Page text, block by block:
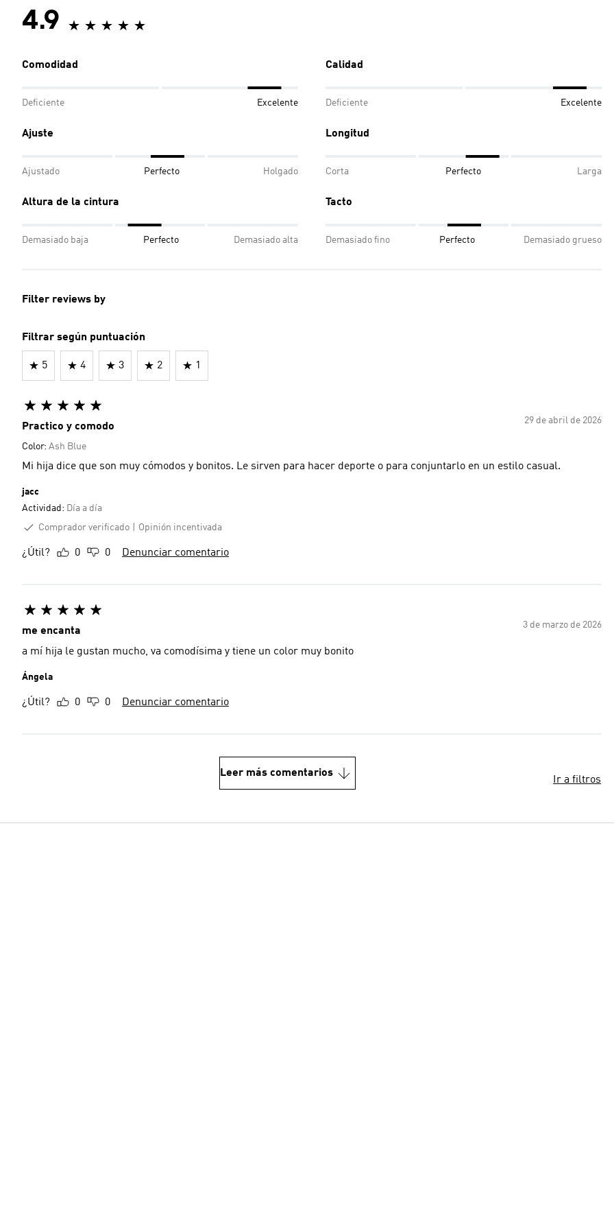
4.9
Comodidad
Deficiente Excelente
Calidad
Deficiente Excelente
Ajuste
Ajustado Perfecto Holgado
Longitud
Corta Perfecto Larga
Altura de la cintura
Demasiado baja Perfecto Demasiado alta
Tacto
Demasiado fino Perfecto Demasiado grueso
Filter reviews by
Filtrar según puntuación
5 4 3 2 1
29 de abril de 2026
Practico y comodo
Color: Ash Blue
Mi hija dice que son muy cómodos y bonitos. Le sirven para hacer deporte o para conjuntarlo en un estilo casual.
jacc
Actividad: Día a día
Comprador verificado
Opinión incentivada
¿Útil? 0 0 Denunciar comentario
3 de marzo de 2026
me encanta
a mí hija le gustan mucho, va comodísima y tiene un color muy bonito
Ángela
¿Útil? 0 0 Denunciar comentario
Leer más comentarios
Ir a filtros